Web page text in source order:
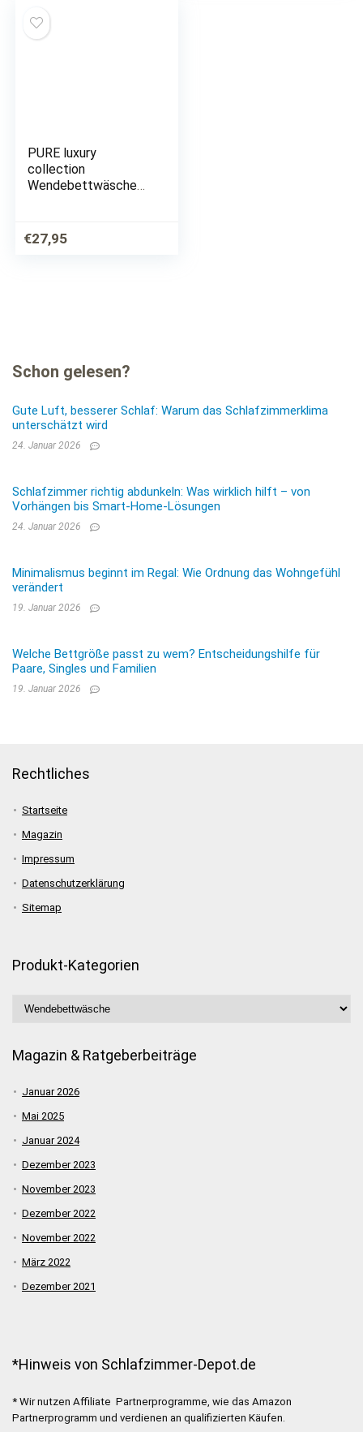
PURE luxury
collection
Wendebettwäsche
€27,95
Schon gelesen?
Gute Luft, besserer Schlaf: Warum das Schlafzimmerklima
unterschätzt wird
24. Januar 2026
Schlafzimmer richtig abdunkeln: Was wirklich hilft – von
Vorhängen bis Smart-Home-Lösungen
24. Januar 2026
Minimalismus beginnt im Regal: Wie Ordnung das Wohngefühl
verändert
19. Januar 2026
Welche Bettgröße passt zu wem? Entscheidungshilfe für
Paare, Singles und Familien
19. Januar 2026
Rechtliches
Startseite
Magazin
Impressum
Datenschutzerklärung
Sitemap
Produkt-Kategorien
Magazin & Ratgeberbeiträge
Januar 2026
Mai 2025
Januar 2024
Dezember 2023
November 2023
Dezember 2022
November 2022
März 2022
Dezember 2021
*Hinweis von Schlafzimmer-Depot.de
* Wir nutzen Affiliate Partnerprogramme, wie das Amazon
Partnerprogramm und verdienen an qualifizierten Käufen.